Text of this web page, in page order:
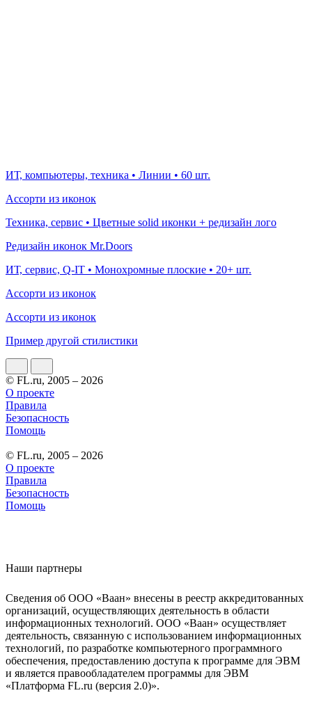
ИТ, компьютеры, техника • Линии • 60 шт.
Ассорти из иконок
Техника, сервис • Цветные solid иконки + редизайн лого
Редизайн иконок Mr.Doors
ИТ, сервис, Q-IT • Монохромные плоские • 20+ шт.
Ассорти из иконок
Ассорти из иконок
Пример другой стилистики
© FL.ru, 2005 – 2026
О проекте
Правила
Безопасность
Помощь
© FL.ru, 2005 – 2026
О проекте
Правила
Безопасность
Помощь
Наши партнеры
Сведения об ООО «Ваан» внесены в реестр аккредитованных
организаций, осуществляющих деятельность в области
информационных технологий. ООО «Ваан» осуществляет
деятельность, связанную с использованием информационных
технологий, по разработке компьютерного программного
обеспечения, предоставлению доступа к программе для ЭВМ
и является правообладателем программы для ЭВМ
«Платформа FL.ru (версия 2.0)».